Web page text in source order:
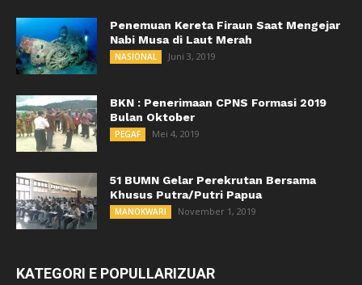
Penemuan Kereta Firaun Saat Mengejar
Nabi Musa di Laut Merah
NASIONAL Juni 3, 2019
BKN : Penerimaan CPNS Formasi 2019
Bulan Oktober
PEGAF Mei 4, 2019
51 BUMN Gelar Perekrutan Bersama
Khusus Putra/Putri Papua
MANOKWARI November 1, 2019
KATEGORI E POPULLARIZUAR